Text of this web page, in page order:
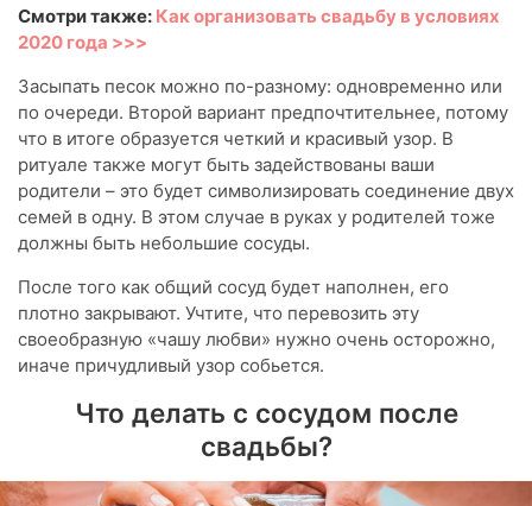
Смотри также: Как организовать свадьбу в условиях
2020 года >>>
Засыпать песок можно по-разному: одновременно или
по очереди. Второй вариант предпочтительнее, потому
что в итоге образуется четкий и красивый узор. В
ритуале также могут быть задействованы ваши
родители – это будет символизировать соединение двух
семей в одну. В этом случае в руках у родителей тоже
должны быть небольшие сосуды.
После того как общий сосуд будет наполнен, его
плотно закрывают. Учтите, что перевозить эту
своеобразную «чашу любви» нужно очень осторожно,
иначе причудливый узор собьется.
Что делать с сосудом после
свадьбы?